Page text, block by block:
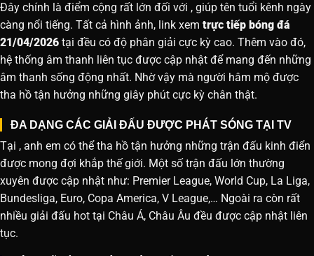
Đây chính là điểm cộng rất lớn đối với , giúp tên tuổi kênh ngày
càng nổi tiếng. Tất cả hình ảnh, link xem trực tiếp bóng đá
21/04/2026 tại đều có độ phân giải cực kỳ cao. Thêm vào đó,
hệ thống âm thanh liên tục được cập nhật để mang đến những
âm thanh sống động nhất. Nhờ vậy mà người hâm mộ được
tha hồ tận hưởng những giây phút cực kỳ chân thật.
ĐA DẠNG CÁC GIẢI ĐẤU ĐƯỢC PHÁT SÓNG TẠI TV
Tại , anh em có thể tha hồ tận hưởng những trận đấu kinh điển
được mong đợi khắp thế giới. Một số trận đấu lớn thường
xuyên được cập nhật như: Premier League, World Cup, La Liga,
Bundesliga, Euro, Copa America, V League,… Ngoài ra còn rất
nhiều giải đấu hot tại Châu Á, Châu Âu đều được cập nhật liên
tục.